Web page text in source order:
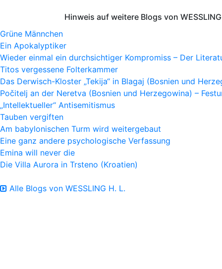
Hinweis auf weitere Blogs von
Grüne Männchen
Ein Apokalyptiker
Wieder einmal ein durchsichtiger Kompromiss – Der
Titos vergessene Folterkammer
Das Derwisch-Kloster „Tekija“ in Blagaj (Bosnien und
Počitelj an der Neretva (Bosnien und Herzegowina) –
„Intellektueller“ Antisemitismus
Tauben vergiften
Am babylonischen Turm wird weitergebaut
Eine ganz andere psychologische Verfassung
Emina will never die
Die Villa Aurora in Trsteno (Kroatien)
Alle Blogs von WESSLING H. L.